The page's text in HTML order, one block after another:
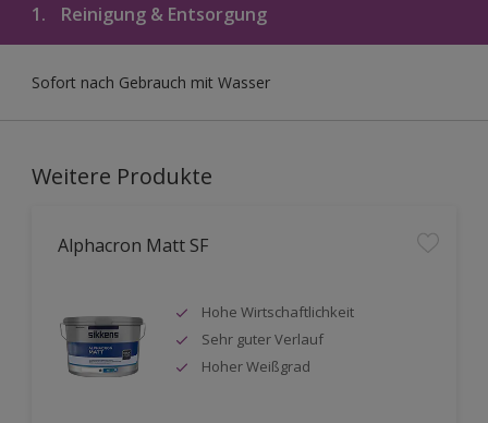
1. Reinigung & Entsorgung
Sofort nach Gebrauch mit Wasser
Weitere Produkte
Alphacron Matt SF
Hohe Wirtschaftlichkeit
Sehr guter Verlauf
Hoher Weißgrad